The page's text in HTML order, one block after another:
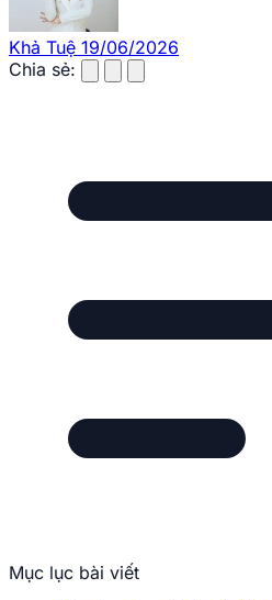
Khả Tuệ 19/06/2026
Chia sẻ:
Mục lục bài viết